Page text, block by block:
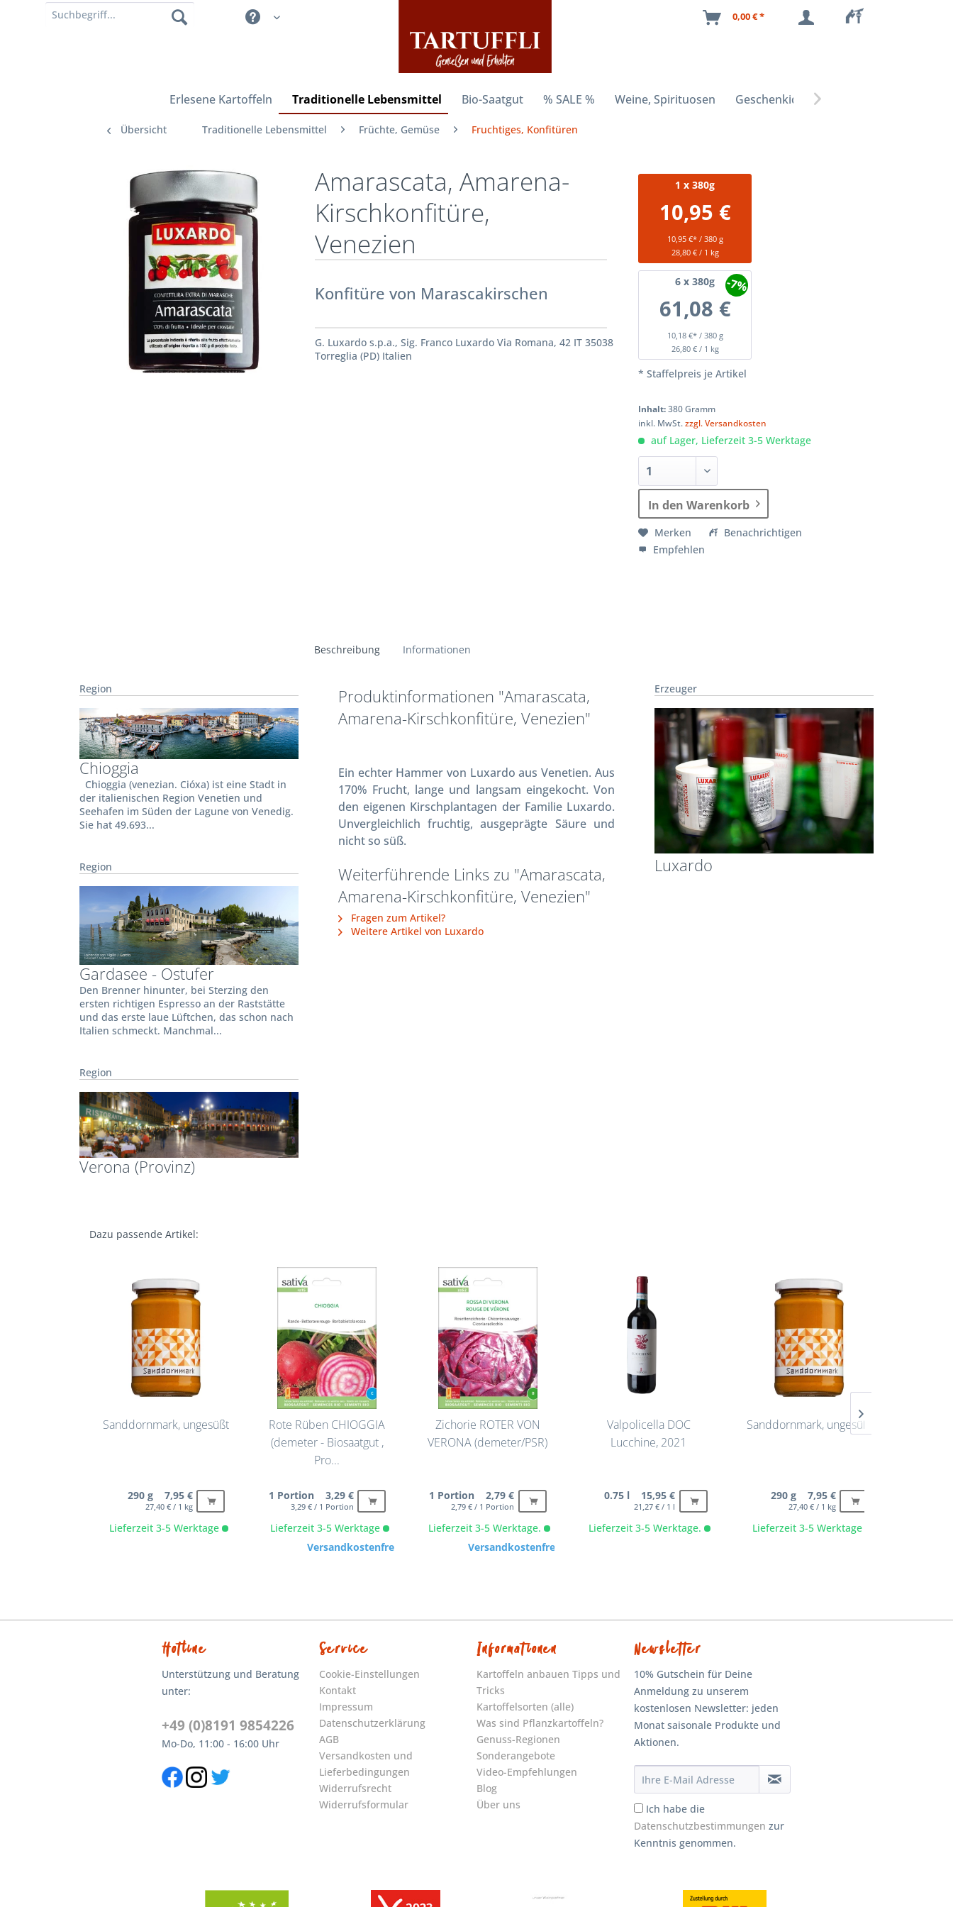
0,00 € *
Erlesene Kartoffeln Traditionelle Lebensmittel Bio-Saatgut % SALE % Weine, Spirituosen Geschenkideen
Übersicht Traditionelle Lebensmittel Früchte, Gemüse Fruchtiges, Konfitüren
Amarascata, Amarena-
Kirschkonfitüre,
Venezien
Konfitüre von Marascakirschen
G. Luxardo s.p.a., Sig. Franco Luxardo Via Romana, 42 IT 35038
Torreglia (PD) Italien
1 x 380g
10,95 €
10,95 €* / 380 g
28,80 € / 1 kg
6 x 380g
61,08 €
10,18 €* / 380 g
-7%
26,80 € / 1 kg
* Staffelpreis je Artikel
Inhalt:380 Gramm
inkl. MwSt.zzgl. Versandkosten
auf Lager, Lieferzeit 3-5 Werktage
In den Warenkorb
Merken
Benachrichtigen
Empfehlen
Region
Chioggia
Chioggia (venezian. Cióxa) ist eine Stadt in
der italienischen Region Venetien und
Seehafen im Süden der Lagune von Venedig.
Sie hat 49.693...
Region
Gardasee - Ostufer
Den Brenner hinunter, bei Sterzing den
ersten richtigen Espresso an der Raststätte
und das erste laue Lüftchen, das schon nach
Italien schmeckt. Manchmal...
Region
Verona (Provinz)
Beschreibung Informationen
Produktinformationen "Amarascata,
Amarena-Kirschkonfitüre, Venezien"
Ein echter Hammer von Luxardo aus Venetien. Aus
170% Frucht, lange und langsam eingekocht. Von
den eigenen Kirschplantagen der Familie Luxardo.
Unvergleichlich fruchtig, ausgeprägte Säure und
nicht so süß.
Weiterführende Links zu "Amarascata,
Amarena-Kirschkonfitüre, Venezien"
Fragen zum Artikel?
Weitere Artikel von Luxardo
Erzeuger
Luxardo
Dazu passende Artikel:
Sanddornmark, ungesüßt
Lieferzeit 3-5 Werktage
290 g 7,95 €
27,40 € / 1 kg
Rote Rüben CHIOGGIA
(demeter - Biosaatgut ,
Pro...
Versandkostenfrei
Lieferzeit 3-5 Werktage
1 Portion 3,29 €
3,29 € / 1 Portion
Zichorie ROTER VON
VERONA (demeter/PSR)
Versandkostenfrei
Lieferzeit 3-5 Werktage.
1 Portion 2,79 €
2,79 € / 1 Portion
Valpolicella DOC
Lucchine, 2021
Lieferzeit 3-5 Werktage.
0.75 l 15,95 €
21,27 € / 1 l
Sanddornmark, ungesüßt
Lieferzeit 3-5 Werktage
290 g 7,95 €
27,40 € / 1 kg
Hotline
Unterstützung und Beratung
unter:
+49 (0)8191 9854226
Mo-Do, 11:00 - 16:00 Uhr
Service
Cookie-Einstellungen
Kontakt
Impressum
Datenschutzerklärung
AGB
Versandkosten und
Lieferbedingungen
Widerrufsrecht
Widerrufsformular
Informationen
Kartoffeln anbauen Tipps und
Tricks
Kartoffelsorten (alle)
Was sind Pflanzkartoffeln?
Genuss-Regionen
Sonderangebote
Video-Empfehlungen
Blog
Über uns
Newsletter
10% Gutschein für Deine
Anmeldung zu unserem
kostenlosen Newsletter: jeden
Monat saisonale Produkte und
Aktionen.
Ich habe die
Datenschutzbestimmungen zur
Kenntnis genommen.